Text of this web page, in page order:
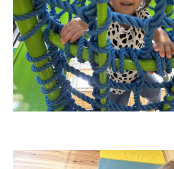
webからのお問い合
24時間受付中